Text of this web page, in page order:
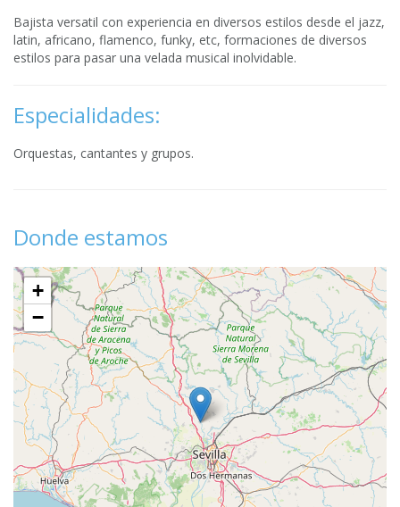
Bajista versatil con experiencia en diversos estilos desde el jazz,
latin, africano, flamenco, funky, etc, formaciones de diversos
estilos para pasar una velada musical inolvidable.
Especialidades:
Orquestas, cantantes y grupos.
Donde estamos
+
−